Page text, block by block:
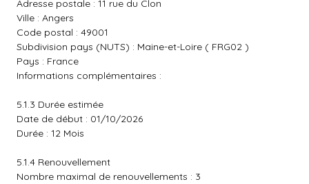
Adresse postale : 11 rue du Clon
Ville : Angers
Code postal : 49001
Subdivision pays (NUTS) : Maine-et-Loire ( FRG02 )
Pays : France
Informations complémentaires :
5.1.3 Durée estimée
Date de début : 01/10/2026
Durée : 12 Mois
5.1.4 Renouvellement
Nombre maximal de renouvellements : 3